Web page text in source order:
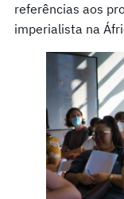
referências aos
imperialista na